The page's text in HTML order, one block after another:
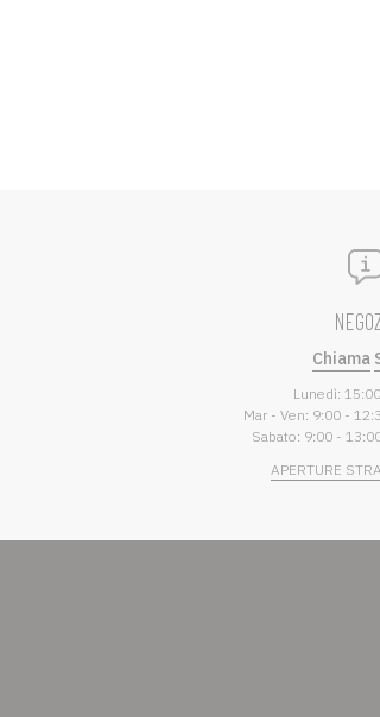
Chiama
Lunedì:
Mar - Ven: 9:00 -
Sabato: 9:00 -
APERTURE